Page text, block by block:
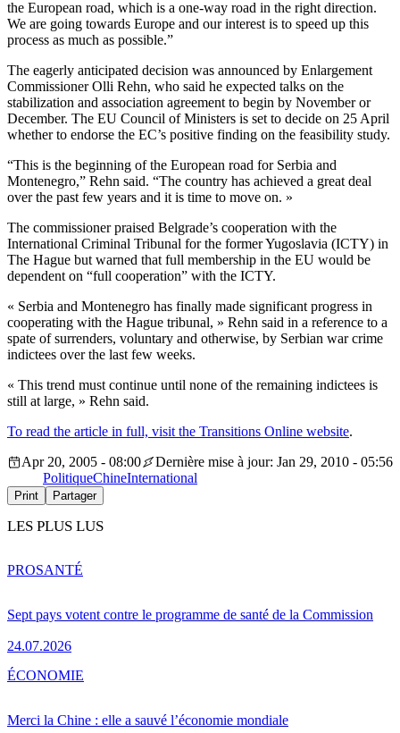
the European road, which is a one-way road in the right direction.
We are going towards Europe and our interest is to speed up this
process as much as possible.”
The eagerly anticipated decision was announced by Enlargement
Commissioner Olli Rehn, who said he expected talks on the
stabilization and association agreement to begin by November or
December. The EU Council of Ministers is set to decide on 25 April
whether to endorse the EC’s positive finding on the feasibility study.
“This is the beginning of the European road for Serbia and
Montenegro,” Rehn said. “The country has achieved a great deal
over the past few years and it is time to move on. »
The commissioner praised Belgrade’s cooperation with the
International Criminal Tribunal for the former Yugoslavia (ICTY) in
The Hague but warned that full membership in the EU would be
dependent on “full cooperation” with the ICTY.
« Serbia and Montenegro has finally made significant progress in
cooperating with the Hague tribunal, » Rehn said in a reference to a
spate of surrenders, voluntary and otherwise, by Serbian war crime
indictees over the last few weeks.
« This trend must continue until none of the remaining indictees is
still at large, » Rehn said.
To read the article in full, visit the Transitions Online website.
Apr 20, 2005 - 08:00
Dernière mise à jour: Jan 29, 2010 - 05:56
PolitiqueChineInternational
Print Partager
LES PLUS LUS
Sept pays votent contre le programme de santé de la Commission
24.07.2026
PROSANTÉ
Merci la Chine : elle a sauvé l’économie mondiale
ÉCONOMIE